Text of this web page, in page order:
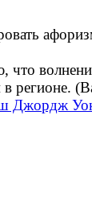
что
в регионе.
Джордж